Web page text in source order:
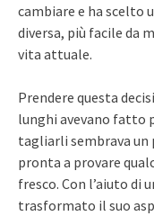
cambiare e ha scelto
diversa, più facile da
vita attuale.
Prendere questa
lunghi avevano fatto
tagliarli sembrava un
pronta a provare
fresco. Con l’aiuto di
trasformato il suo